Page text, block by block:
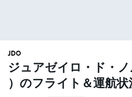
JDO
ジュアゼイロ・ド・
）のフライト＆運航状